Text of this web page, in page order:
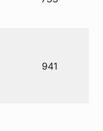
941